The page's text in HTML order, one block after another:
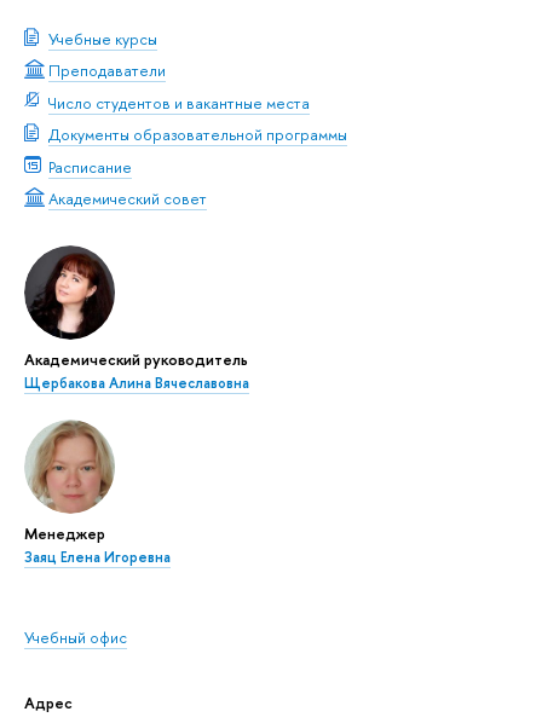
Учебные курсы
Преподаватели
Число студентов и вакантные места
Документы образовательной программы
Расписание
Академический совет
Академический руководитель
Щербакова Алина Вячеславовна
Менеджер
Заяц Елена Игоревна
Учебный офис
Адрес